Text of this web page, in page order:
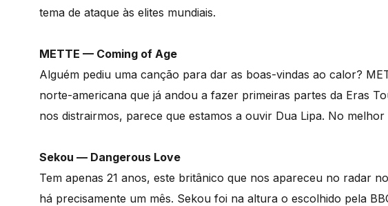
tema de ataque às elites mundiais.
METTE — Coming of Age
Alguém pediu uma canção para dar as boas-vindas ao calor?
norte-americana que já andou a fazer primeiras partes da Eras
nos distrairmos, parece que estamos a ouvir Dua Lipa. No melhor
Sekou — Dangerous Love
Tem apenas 21 anos, este britânico que nos apareceu no radar no
há precisamente um mês. Sekou foi na altura o escolhido pela